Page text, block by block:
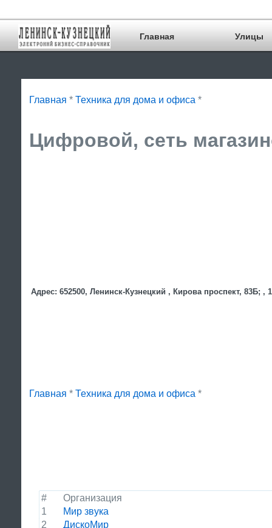
Главная Улицы
Главная * Техника для дома и офиса *
Цифровой, сеть
Адрес: 652500, Ленинск-Кузнецкий , Кирова проспект, 83Б; ,
Главная * Техника для дома и офиса *
#
Организация
1
Мир звука
2
ДискоМир